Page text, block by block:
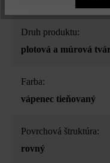
Druh produktu:
plotová a múrová
Farba:
vápenec tieňovaný
Povrchová štruktúra:
rovný